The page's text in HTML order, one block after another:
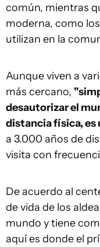
común, mientras
moderna, como
utilizan en la
Aunque viven a
más cercano,
desautorizar el
distancia física,
a 3.000 años de
visita con
De acuerdo al
de vida de los
mundo y tiene
aquí es donde el